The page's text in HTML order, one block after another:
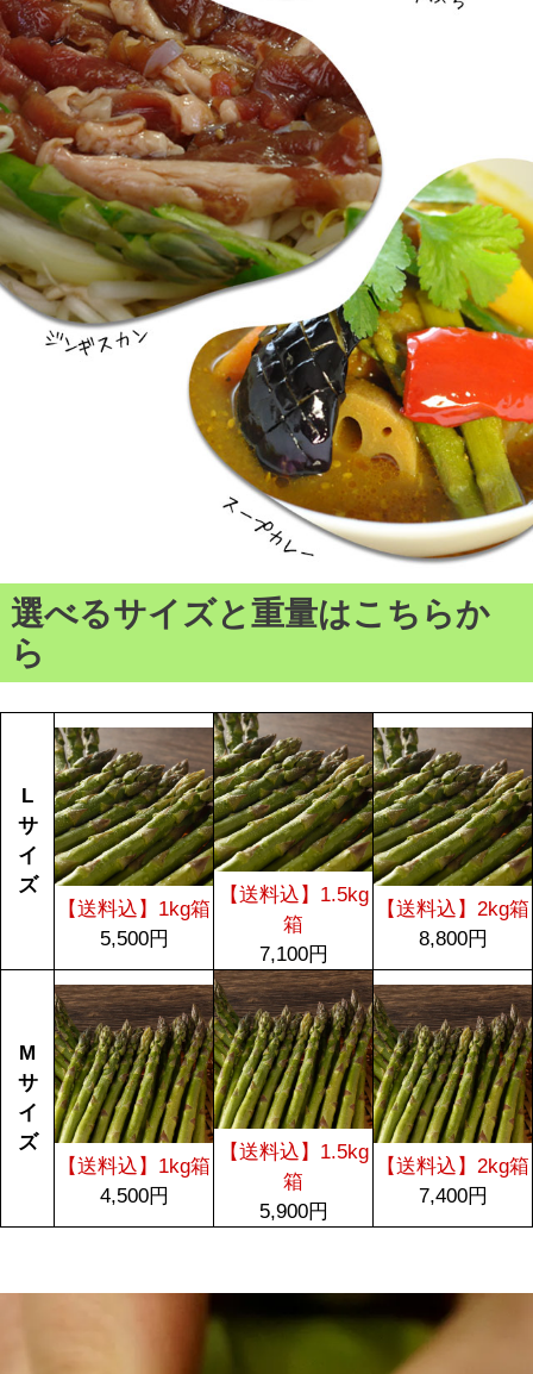
選べるサイズと重量はこちらか
ら
L
サ
イ
ズ
【送料込】1kg箱
5,500円
【送料込】1.5kg
箱
7,100円
【送料込】2kg箱
8,800円
M
サ
イ
ズ
【送料込】1kg箱
4,500円
【送料込】1.5kg
箱
5,900円
【送料込】2kg箱
7,400円